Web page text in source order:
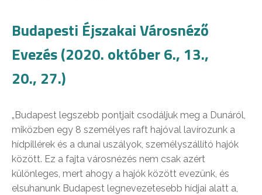
Budapesti Éjszakai Városnéző
Evezés (2020. október 6., 13.,
20., 27.)
„Budapest legszebb pontjait csodáljuk meg a Dunáról,
miközben egy 8 személyes raft hajóval lavírozunk a
hídpillérek és a dunai uszályok, személyszállító hajók
között. Ez a fajta városnézés nem csak azért
különleges, mert ahogy a hajók között evezünk, és
elsuhanunk Budapest legnevezetesebb hídjai alatt a,